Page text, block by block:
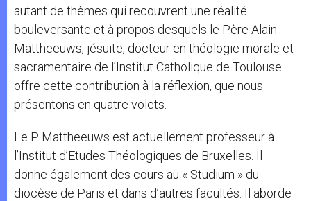
autant de thèmes qui recouvrent une réalité
bouleversante et à propos desquels le Père Alain
Mattheeuws, jésuite, docteur en théologie morale et
sacramentaire de l’Institut Catholique de Toulouse
offre cette contribution à la réflexion, que nous
présentons en quatre volets.
Le P. Mattheeuws est actuellement professeur à
l’Institut d’Etudes Théologiques de Bruxelles. Il
donne également des cours au « Studium » du
diocèse de Paris et dans d’autres facultés. Il aborde